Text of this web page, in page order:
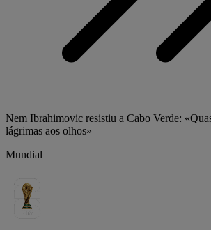
Nem Ibrahimovic resistiu a Cabo Verde:
lágrimas aos olhos»
Mundial